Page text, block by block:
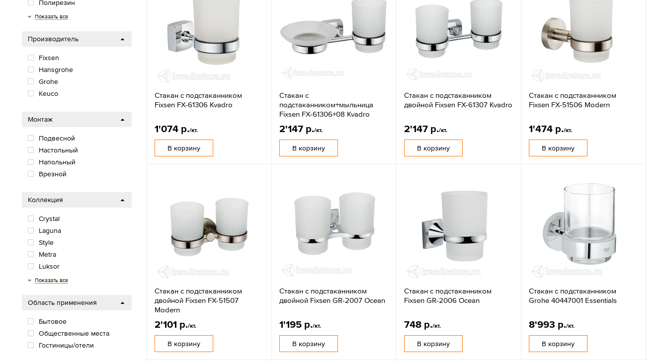
Стакан с подстаканником
Fixsen FX-61306 Kvadro
1'074 р./кт.
В корзину
Стакан с
подстаканником+мыльница
Fixsen FX-61306+08 Kvadro
2'147 р./кт.
В корзину
Стакан с подстаканником
двойной Fixsen FX-61307 Kvadro
2'147 р./кт.
В корзину
Стакан с подстаканником
Fixsen FX-51506 Modern
1'474 р./кт.
В корзину
Стакан с подстаканником
двойной Fixsen FX-51507
Modern
2'101 р./кт.
В корзину
Стакан с подстаканником
двойной Fixsen GR-2007 Ocean
1'195 р./кт.
В корзину
Стакан с подстаканником
Fixsen GR-2006 Ocean
748 р./кт.
В корзину
Стакан с подстаканником
Grohe 40447001 Essentials
8'993 р./кт.
В корзину
Полирезин
Хрусталь
Показать все
Производитель
Fixsen
Hansgrohe
Grohe
Keuco
Монтаж
Подвесной
Настольный
Напольный
Врезной
Коллекция
Crystal
Laguna
Style
Metra
Luksor
Trend
Retro
Alfa
Kvadro
Modern
Ocean
Hotel
Logis Universal
Addstoris
Essentials
Essentials Cube
Plan
Показать все
Область применения
Бытовое
Общественные места
Гостиницы/отели